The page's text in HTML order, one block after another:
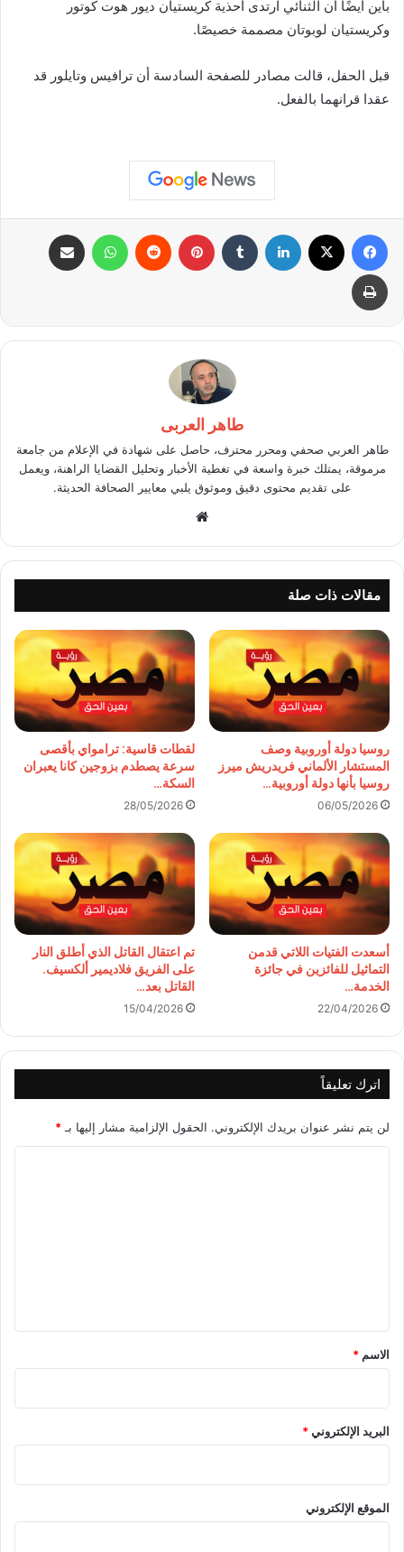
باين أيضًا أن الثنائي ارتدى أحذية كريستيان ديور هوت كوتور
وكريستيان لوبوتان مصممة خصيصًا.
قبل الحفل، قالت مصادر للصفحة السادسة أن ترافيس وتايلور قد
عقدا قرانهما بالفعل.
فيسبوك لينكدإن بينتيريست واتساب
طباعة
طاهر العربى
طاهر العربي صحفي ومحرر محترف، حاصل على شهادة في الإعلام من جامعة
مرموقة، يمتلك خبرة واسعة في تغطية الأخبار وتحليل القضايا الراهنة، ويعمل
على تقديم محتوى دقيق وموثوق يلبي معايير الصحافة الحديثة.
مقالات ذات صلة
روسيا دولة أوروبية وصف
المستشار الألماني فريدريش ميرز
روسيا بأنها دولة أوروبية…
06/05/2026
لقطات قاسية: ترامواي بأقصى
سرعة يصطدم بزوجين كانا يعبران
السكة…
28/05/2026
أسعدت الفتيات اللاتي قدمن
التماثيل للفائزين في جائزة
الخدمة…
22/04/2026
تم اعتقال القاتل الذي أطلق النار
على الفريق فلاديمير ألكسيف.
القاتل بعد…
15/04/2026
اترك تعليقاً
لن يتم نشر عنوان بريدك الإلكتروني. الحقول الإلزامية مشار إليها بـ *
*
الاسم *
البريد الإلكتروني*
الموقع الإلكتروني